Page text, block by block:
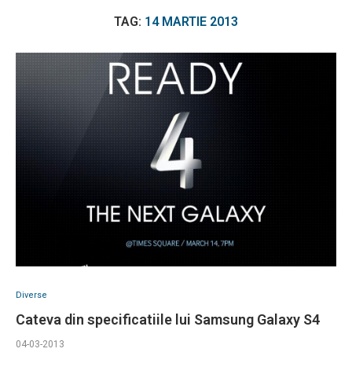
TAG: 14 MARTIE 2013
Diverse
Cateva din specificatiile lui Samsung Galaxy S4
04-03-2013